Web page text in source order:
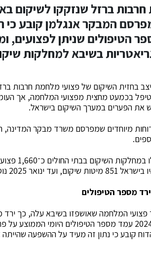
חרבות ברזל שנזקקו לשיקום
המבקר אנגלמן קובע כי
הטיפולים שניתן לפצועים,
בשיבא למחלקות
בחזית השיקום של פצועי מלחמת חרבות
יולי 2025, שיבא טיפל בכמעט מחצית מפצועי
את הפערים במערך השיקום בישראל.
318 מיטות נוספות.
מספר הטיפולים
המלחמה שאושפזו בשיבא עלה, כך ירד
קובע כי נתון זה מעיד על ההשפעה שהייתה